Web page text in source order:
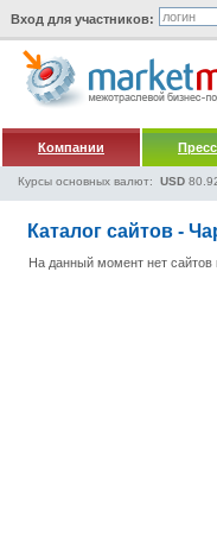
Вход для участников:
Компании
Курсы основных валют: USD
Каталог сайтов -
На данный момент нет сайтов